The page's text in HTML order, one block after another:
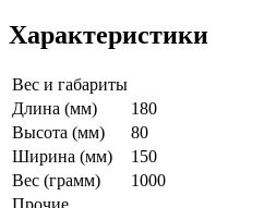
Характеристики
Вес и габариты
Длина (мм)
180
Высота (мм)
80
Ширина (мм)
150
Вес (грамм)
1000